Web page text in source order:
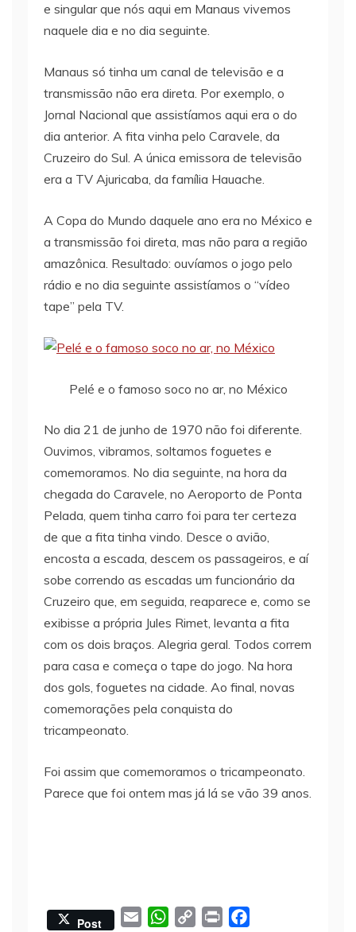
e singular que nós aqui em Manaus vivemos
naquele dia e no dia seguinte.
Manaus só tinha um canal de televisão e a
transmissão não era direta. Por exemplo, o
Jornal Nacional que assistíamos aqui era o do
dia anterior. A fita vinha pelo Caravele, da
Cruzeiro do Sul. A única emissora de televisão
era a TV Ajuricaba, da família Hauache.
A Copa do Mundo daquele ano era no México e
a transmissão foi direta, mas não para a região
amazônica. Resultado: ouvíamos o jogo pelo
rádio e no dia seguinte assistíamos o “vídeo
tape” pela TV.
Pelé e o famoso soco no ar, no México
No dia 21 de junho de 1970 não foi diferente.
Ouvimos, vibramos, soltamos foguetes e
comemoramos. No dia seguinte, na hora da
chegada do Caravele, no Aeroporto de Ponta
Pelada, quem tinha carro foi para ter certeza
de que a fita tinha vindo. Desce o avião,
encosta a escada, descem os passageiros, e aí
sobe correndo as escadas um funcionário da
Cruzeiro que, em seguida, reaparece e, como se
exibisse a própria Jules Rimet, levanta a fita
com os dois braços. Alegria geral. Todos correm
para casa e começa o tape do jogo. Na hora
dos gols, foguetes na cidade. Ao final, novas
comemorações pela conquista do
tricampeonato.
Foi assim que comemoramos o tricampeonato.
Parece que foi ontem mas já lá se vão 39 anos.
Post
W